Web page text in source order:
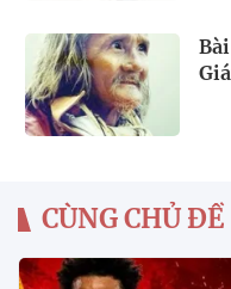
CÙNG CHỦ ĐỀ